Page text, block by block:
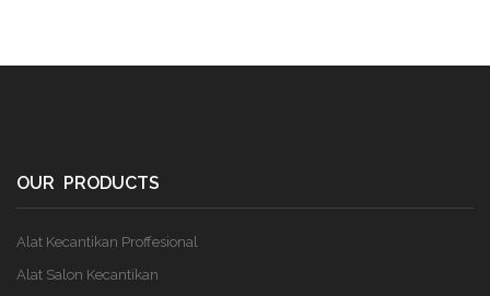
OUR PRODUCTS
Alat Kecantikan Proffesional
Alat Salon Kecantikan